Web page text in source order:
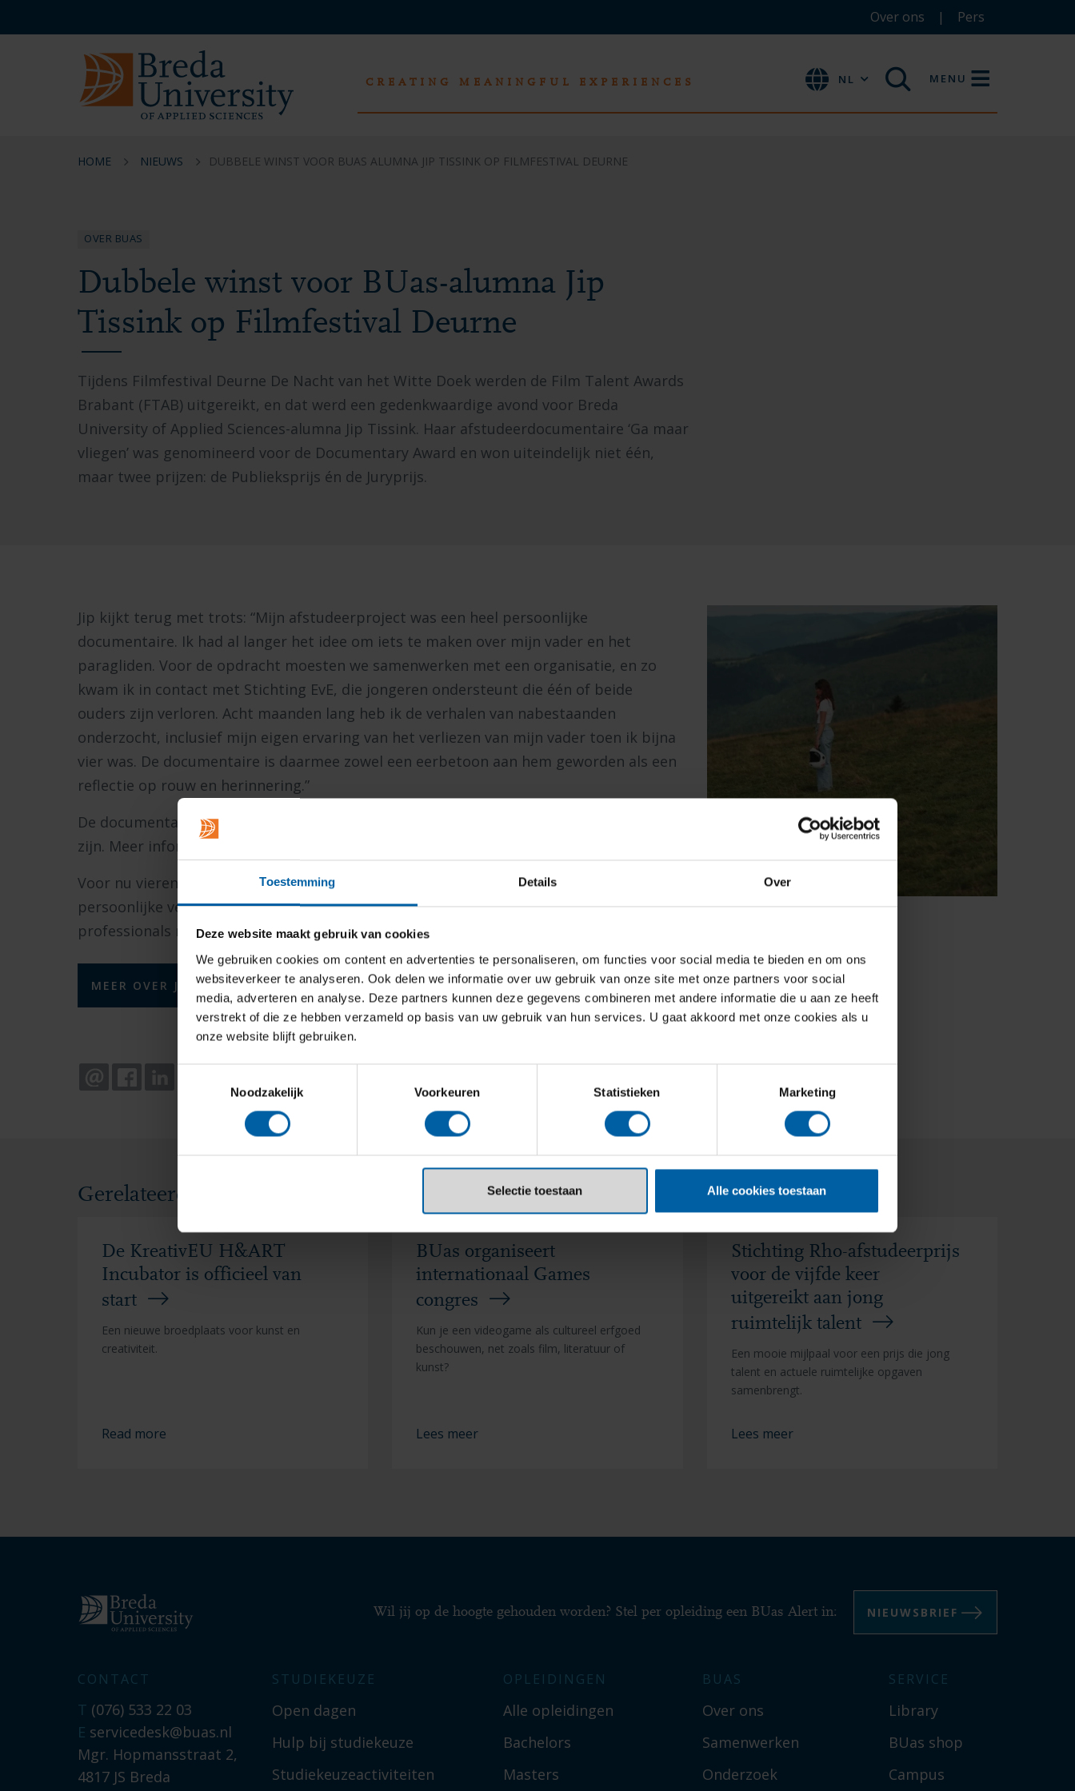
Toestemming Details Over
Deze website maakt gebruik van cookies
We gebruiken cookies om content en advertenties te personaliseren, om functies voor social media te bieden en om ons
websiteverkeer te analyseren. Ook delen we informatie over uw gebruik van onze site met onze partners voor social
media, adverteren en analyse. Deze partners kunnen deze gegevens combineren met andere informatie die u aan ze heeft
verstrekt of die ze hebben verzameld op basis van uw gebruik van hun services. U gaat akkoord met onze cookies als u
onze website blijft gebruiken.
Noodzakelijk
Voorkeuren Statistieken Marketing
Selectie toestaan Alle cookies toestaan
en
en
en
menu
NL
Over ons Pers
CREATING MEANINGFUL EXPERIENCES NL MENU
HOME NIEUWS DUBBELE WINST VOOR BUAS ALUMNA JIP TISSINK OP FILMFESTIVAL DEURNE
OVER BUAS
Dubbele winst voor BUas-alumna Jip
Tissink op Filmfestival Deurne
Tijdens Filmfestival Deurne De Nacht van het Witte Doek werden de Film Talent Awards
Brabant (FTAB) uitgereikt, en dat werd een gedenkwaardige avond voor Breda
University of Applied Sciences-alumna Jip Tissink. Haar afstudeerdocumentaire ‘Ga maar
vliegen’ was genomineerd voor de Documentary Award en won uiteindelijk niet één,
maar twee prijzen: de Publieksprijs én de Juryprijs.
Jip kijkt terug met trots: “Mijn afstudeerproject was een heel persoonlijke
documentaire. Ik had al langer het idee om iets te maken over mijn vader en het
paragliden. Voor de opdracht moesten we samenwerken met een organisatie, en zo
kwam ik in contact met Stichting EvE, die jongeren ondersteunt die één of beide
ouders zijn verloren. Acht maanden lang heb ik de verhalen van nabestaanden
onderzocht, inclusief mijn eigen ervaring van het verliezen van mijn vader toen ik bijna
vier was. De documentaire is daarmee zowel een eerbetoon aan hem geworden als een
reflectie op rouw en herinnering.”
De documentaire zal binnenkort in verschillende filmhuizen in Noord-Brabant te zien
zijn. Meer informatie volgt snel.
Voor nu vieren we deze prachtige prestatie: gefeliciteerd Jip, met het omzetten van je
persoonlijke verhaal in een prijswinnende documentaire die zowel publiek als
professionals raakt!
MEER OVER JIPS DOCUMENTAIRE
EMAIL FACEBOOK
Gerelateerd nieuws en evenementen
De KreativEU H&ART
Incubator is officieel van
start
Een nieuwe broedplaats voor kunst en
creativiteit.
Read more
BUas organiseert
internationaal Games
congres
Kun je een videogame als cultureel erfgoed
beschouwen, net zoals film, literatuur of
kunst?
Lees meer
Stichting Rho-afstudeerprijs
voor de vijfde keer
uitgereikt aan jong
ruimtelijk talent
Een mooie mijlpaal voor een prijs die jong
talent en actuele ruimtelijke opgaven
samenbrengt.
Lees meer
Wil jij op de hoogte gehouden worden? Stel per opleiding een BUas Alert in: NIEUWSBRIEF
CONTACT
T (076) 533 22 03
E servicedesk@buas.nl
Mgr. Hopmansstraat 2,
4817 JS Breda
STUDIEKEUZE
Open dagen
Hulp bij studiekeuze
Studiekeuzeactiviteiten
OPLEIDINGEN
Alle opleidingen
Bachelors
Masters
BUAS
Over ons
Samenwerken
Onderzoek
SERVICE
Library
BUas shop
Campus